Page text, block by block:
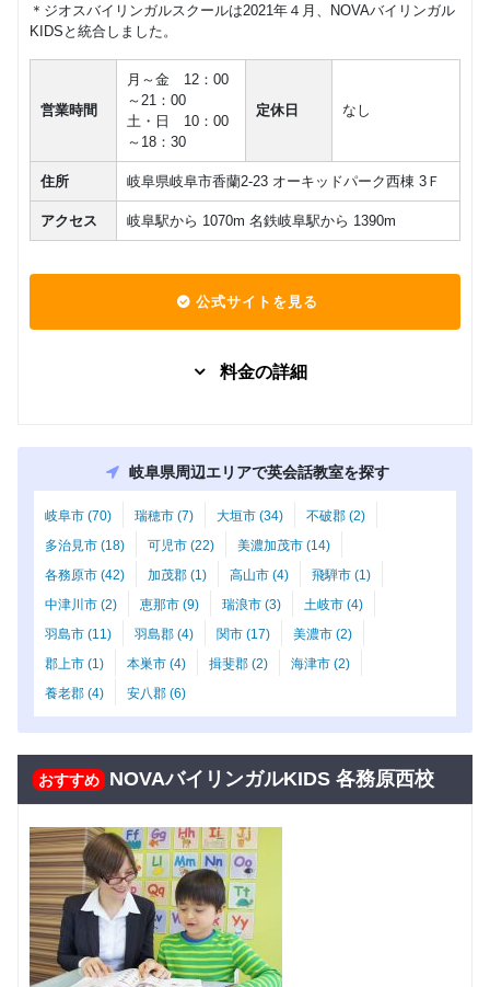
＊ジオスバイリンガルスクールは2021年４月、NOVAバイリンガル
KIDSと統合しました。
営業時間
月～金 12：00
～21：00
土・日 10：00
～18：30
定休日 なし
住所 岐阜県岐阜市香蘭2-23 オーキッドパーク西棟 3Ｆ
アクセス 岐阜駅から 1070m 名鉄岐阜駅から 1390m
公式サイトを見る
料金の詳細
7,480
回数：4 / 1セッション40分
Class5 小学生
グループレッスン 子供向け
8,000
回数：4 / 1セッション40分
生
グループレッスン 子供向け
8,500円(税込) / 月
回数：4 / 1セッション40分
生
9,000
回数：4 / 1セッション40分
Class2c,2b,2a
中学生 高校生
グループレッスン
9,500円(税込) / 月
回数：4 / 1セッション40分
岐阜県周辺エリアで英会話教室を探す
岐阜市 (70) 瑞穂市 (7) 大垣市 (34)
不破郡 (2)
多治見市 (18)
可児市 (22)
美濃加茂市 (14)
各務原市 (42)
加茂郡 (1) 高山市 (4)
飛騨市 (1)
中津川市 (2)
恵那市 (9) 瑞浪市 (3)
土岐市 (4)
羽島市 (11)
羽島郡 (4) 関市 (17)
美濃市 (2)
郡上市 (1)
本巣市 (4) 揖斐郡 (2)
海津市 (2)
養老郡 (4)
安八郡 (6)
おすすめ NOVAバイリンガルKIDS 各務原西校